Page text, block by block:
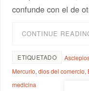
confunde con el de
CONTINUE
ETIQUETADO
Mercurio,dios del comercio,
medicina